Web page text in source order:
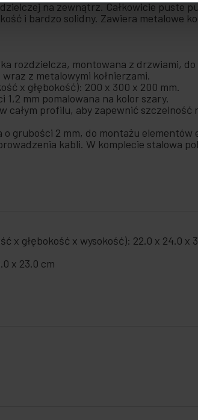
na zewnątrz. Całkowicie puste
i bardzo solidny. Zawiera metalowe
rozdzielcza, montowana z drzwiami,
z metalowymi kołnierzami.
x głębokość): 200 x 300 x 200 mm.
1,2 mm pomalowana na kolor szary.
całym profilu, aby zapewnić
o grubości 2 mm, do montażu
kabli. W komplecie stalowa
x głębokość x wysokość): 22.0 x 24.0 x
x 23.0 cm